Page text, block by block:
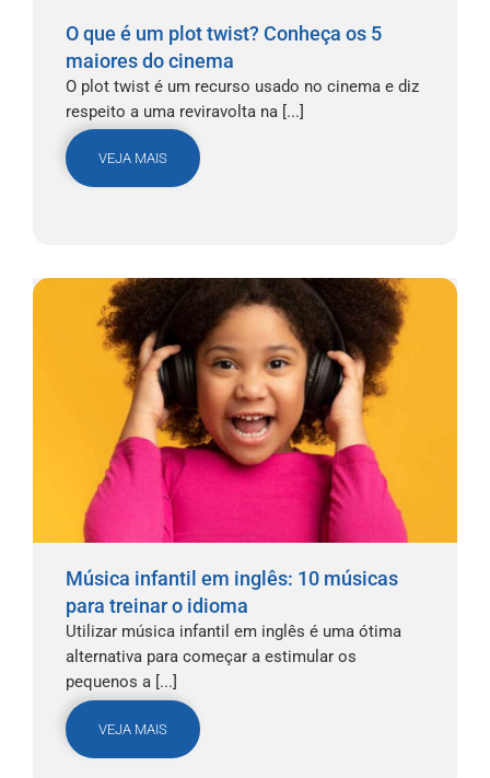
O que é um plot twist? Conheça os 5
maiores do cinema
O plot twist é um recurso usado no cinema e diz
respeito a uma reviravolta na [...]
VEJA MAIS
Música infantil em inglês: 10 músicas
para treinar o idioma
Utilizar música infantil em inglês é uma ótima
alternativa para começar a estimular os
pequenos a [...]
VEJA MAIS